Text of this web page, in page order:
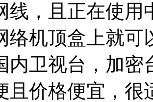
线，且正在使用
络机顶盒上就可
内卫视台，加
且价格便宜，很